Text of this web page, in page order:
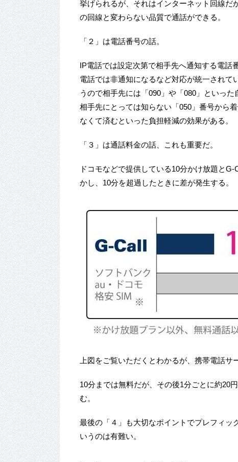
挙げられるが、それはインターネット回線だ
の回線と変わらない品質で通話ができる。
「２」は電話番号の話。
IP電話では設定次第で相手先へ通知する電話
電話では非通知になるなど対応が統一されて
うので相手先には「090」や「080」といった
相手先にとっては知らない「050」番号から
なくて済むといった負担軽減の効果がある。
「３」は通話料金の話、これも重要だ。
ドコモなどで提供している10分かけ放題と
かし、10分を超過したときに差が発生する。
上図をご覧いただくとわかるが、携帯電話サ
10分までは無料だが、その後1分ごとに約20
む。
最後の「４」も大切なポイントでプレフィッ
いうのは有難い。